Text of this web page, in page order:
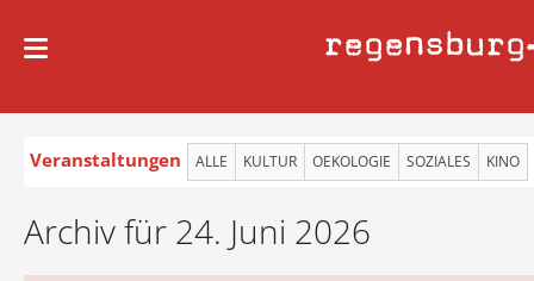
regensburg
Veranstaltungen ALLE KULTUR OEKOLOGIE SOZIALES KINO
Archiv für 24. Juni 2026